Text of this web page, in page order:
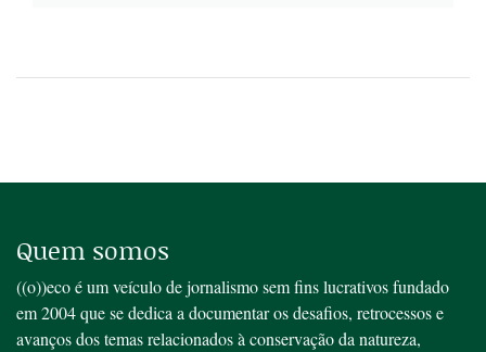
Quem somos
((o))eco é um veículo de jornalismo sem fins lucrativos fundado
em 2004 que se dedica a documentar os desafios, retrocessos e
avanços dos temas relacionados à conservação da natureza,